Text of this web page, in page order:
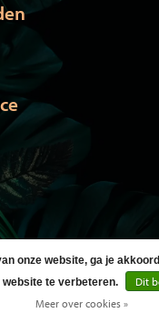
DMW.nu -Webshop
Banana
onze website, ga je
te verbeteren.
Dit
Meer over cookies »